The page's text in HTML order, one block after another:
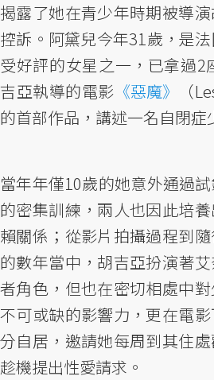
揭露了她在青少年時期被導
控訴。阿黛兒今年31歲，是
受好評的女星之一，已拿過2
吉亞執導的電影 《惡魔》
（
的首部作品，講述一名自閉症
當年年僅10歲的她意外通過
的密集訓練，兩人也因此培
賴關係；從影片拍攝過程到
的數年當中，胡吉亞扮演著
者角色，但也在密切相處中
不可或缺的影響力，更在電
分自居，邀請她每周到其住
趁機提出性愛請求。